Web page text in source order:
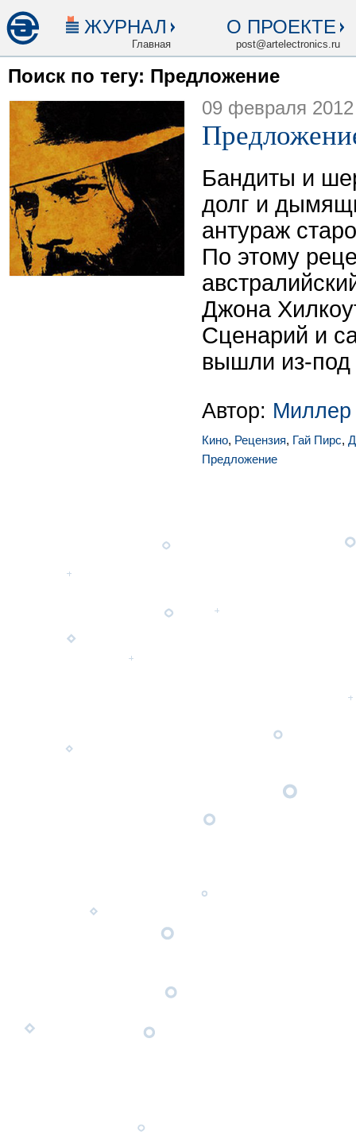
ЖУРНАЛ
Главная
О ПРОЕКТЕ
post@artelectronics.ru
Поиск по тегу: Предложение
09 февраля 2012
Бандиты и
долг и
антураж
По этому
Джона
Сценарий и
вышли из-под
Автор: Миллер
Кино, Рецензия, Гай Пирс,
Предложение